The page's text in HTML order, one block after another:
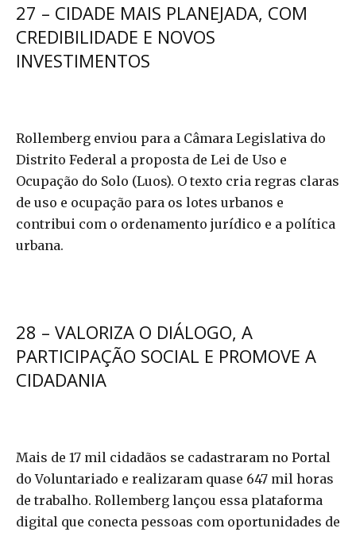
27 – CIDADE MAIS PLANEJADA, COM
CREDIBILIDADE E NOVOS
INVESTIMENTOS
Rollemberg enviou para a Câmara Legislativa do
Distrito Federal a proposta de Lei de Uso e
Ocupação do Solo (Luos). O texto cria regras claras
de uso e ocupação para os lotes urbanos e
contribui com o ordenamento jurídico e a política
urbana.
28 – VALORIZA O DIÁLOGO, A
PARTICIPAÇÃO SOCIAL E PROMOVE A
CIDADANIA
Mais de 17 mil cidadãos se cadastraram no Portal
do Voluntariado e realizaram quase 647 mil horas
de trabalho. Rollemberg lançou essa plataforma
digital que conecta pessoas com oportunidades de